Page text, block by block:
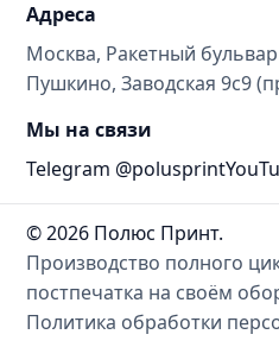
Адреса
Москва, Ракетный
Пушкино, Заводская 9с9
Мы на связи
Telegram @polusprint
© 2026 Полюс Принт.
Производство полного
постпечатка на своём
Политика обработки